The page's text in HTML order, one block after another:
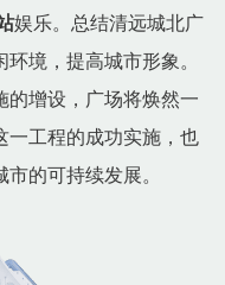
娱乐。总结清远城北广
境，提高城市形象。
的增设，广场将焕然一
一工程的成功实施，也
的可持续发展。